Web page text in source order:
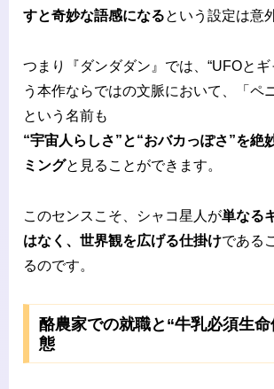
すと奇妙な語感になるという設定は意
つまり『ダンダダン』では、“UFOとギ
う本作ならではの文脈において、「ペ
という名前も
“宇宙人らしさ”と“おバカっぽさ”を絶
ミングと見ることができます。
このセンスこそ、シャコ星人が単なる
はなく、世界観を広げる仕掛けである
るのです。
酪農家での就職と“牛乳必須生
態